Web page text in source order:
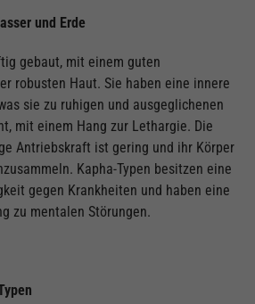
und Erde
gebaut, mit einem guten
robusten Haut. Sie haben eine innere
sie zu ruhigen und ausgeglichenen
mit einem Hang zur Lethargie. Die
Antriebskraft ist gering und ihr Körper
Kapha-Typen besitzen eine
gegen Krankheiten und haben eine
zu mentalen Störungen.